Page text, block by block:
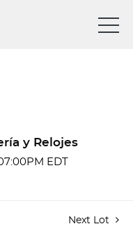
y Relojes
EDT
Next Lot